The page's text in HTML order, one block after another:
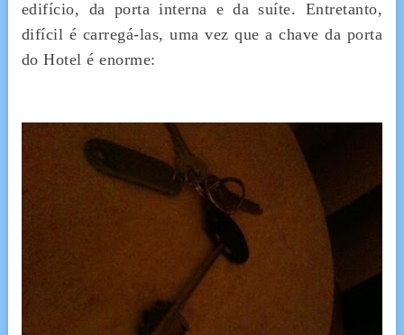
edifício, da porta interna e da suíte. Entretanto,
difícil é carregá-las, uma vez que a chave da porta
do Hotel é enorme: